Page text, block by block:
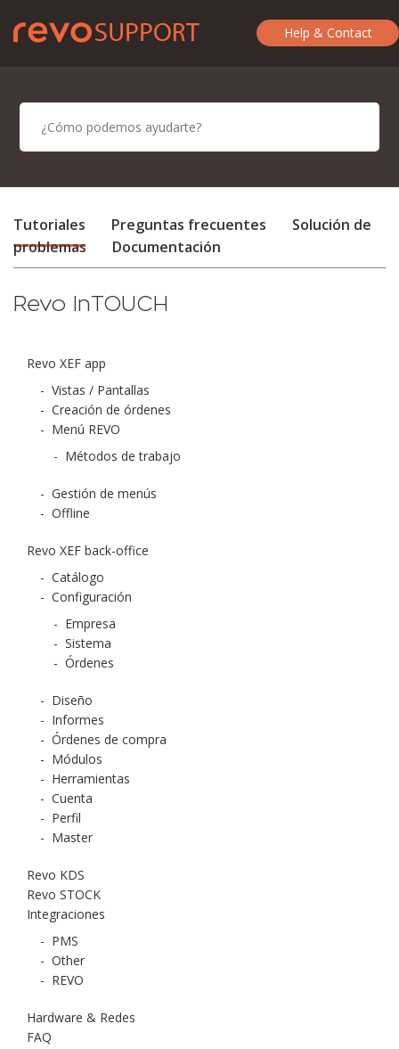
Help & Contact
Tutoriales Preguntas frecuentes
Solución de
problemas
Documentación
Revo InTOUCH
Revo XEF app
- Vistas / Pantallas
- Creación de órdenes
- Menú REVO
- Métodos de trabajo
- Gestión de menús
- Offline
Revo XEF back-office
- Catálogo
- Configuración
- Empresa
- Sistema
- Órdenes
- Diseño
- Informes
- Órdenes de compra
- Módulos
- Herramientas
- Cuenta
- Perfil
- Master
Revo KDS
Revo STOCK
Integraciones
- PMS
- Other
- REVO
Hardware & Redes
FAQ